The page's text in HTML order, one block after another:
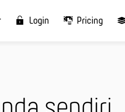
Login Pricing